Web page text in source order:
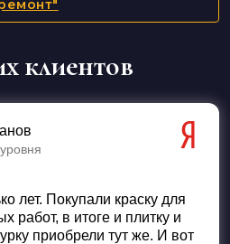
клиентов
лет. Покупали краску для
работ, в итоге и плитку и
приобрели тут же. И вот